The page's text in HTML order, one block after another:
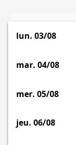
lun. 03/08
mar. 04/08
mer. 05/08
jeu. 06/08